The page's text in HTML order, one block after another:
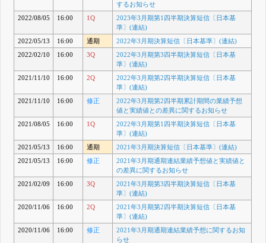
するお知らせ
2022/08/05
16:00 1Q
2023年3月期第1四半期決算短信〔日本基
準〕(連結)
2022/05/13
16:00 通期
2022年3月期決算短信〔日本基準〕(連結)
2022/02/10
16:00 3Q
2022年3月期第3四半期決算短信〔日本基
準〕(連結)
2021/11/10
16:00 2Q
2022年3月期第2四半期決算短信〔日本基
準〕(連結)
2021/11/10
16:00 修正
2022年3月期第2四半期累計期間の業績予想
値と実績値との差異に関するお知らせ
2021/08/05
16:00 1Q
2022年3月期第1四半期決算短信〔日本基
準〕(連結)
2021/05/13
16:00 通期
2021年3月期決算短信〔日本基準〕(連結)
2021/05/13
16:00 修正
2021年3月期通期連結業績予想値と実績値と
の差異に関するお知らせ
2021/02/09
16:00 3Q
2021年3月期第3四半期決算短信〔日本基
準〕(連結)
2020/11/06
16:00 2Q
2021年3月期第2四半期決算短信〔日本基
準〕(連結)
2020/11/06
16:00 修正
2021年3月期通期連結業績予想に関するお知
らせ